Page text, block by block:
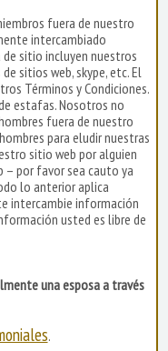
fuera de nuestro
intercambiado
sitio incluyen nuestros
sitios web, skype, etc. El
Términos y Condiciones.
estafas. Nosotros no
fuera de nuestro
para eludir nuestras
sitio web por alguien
– por favor sea cauto ya
lo anterior aplica
intercambie información
usted es libre de
una esposa a través
.